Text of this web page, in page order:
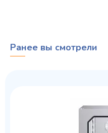
Ранее вы смотрели